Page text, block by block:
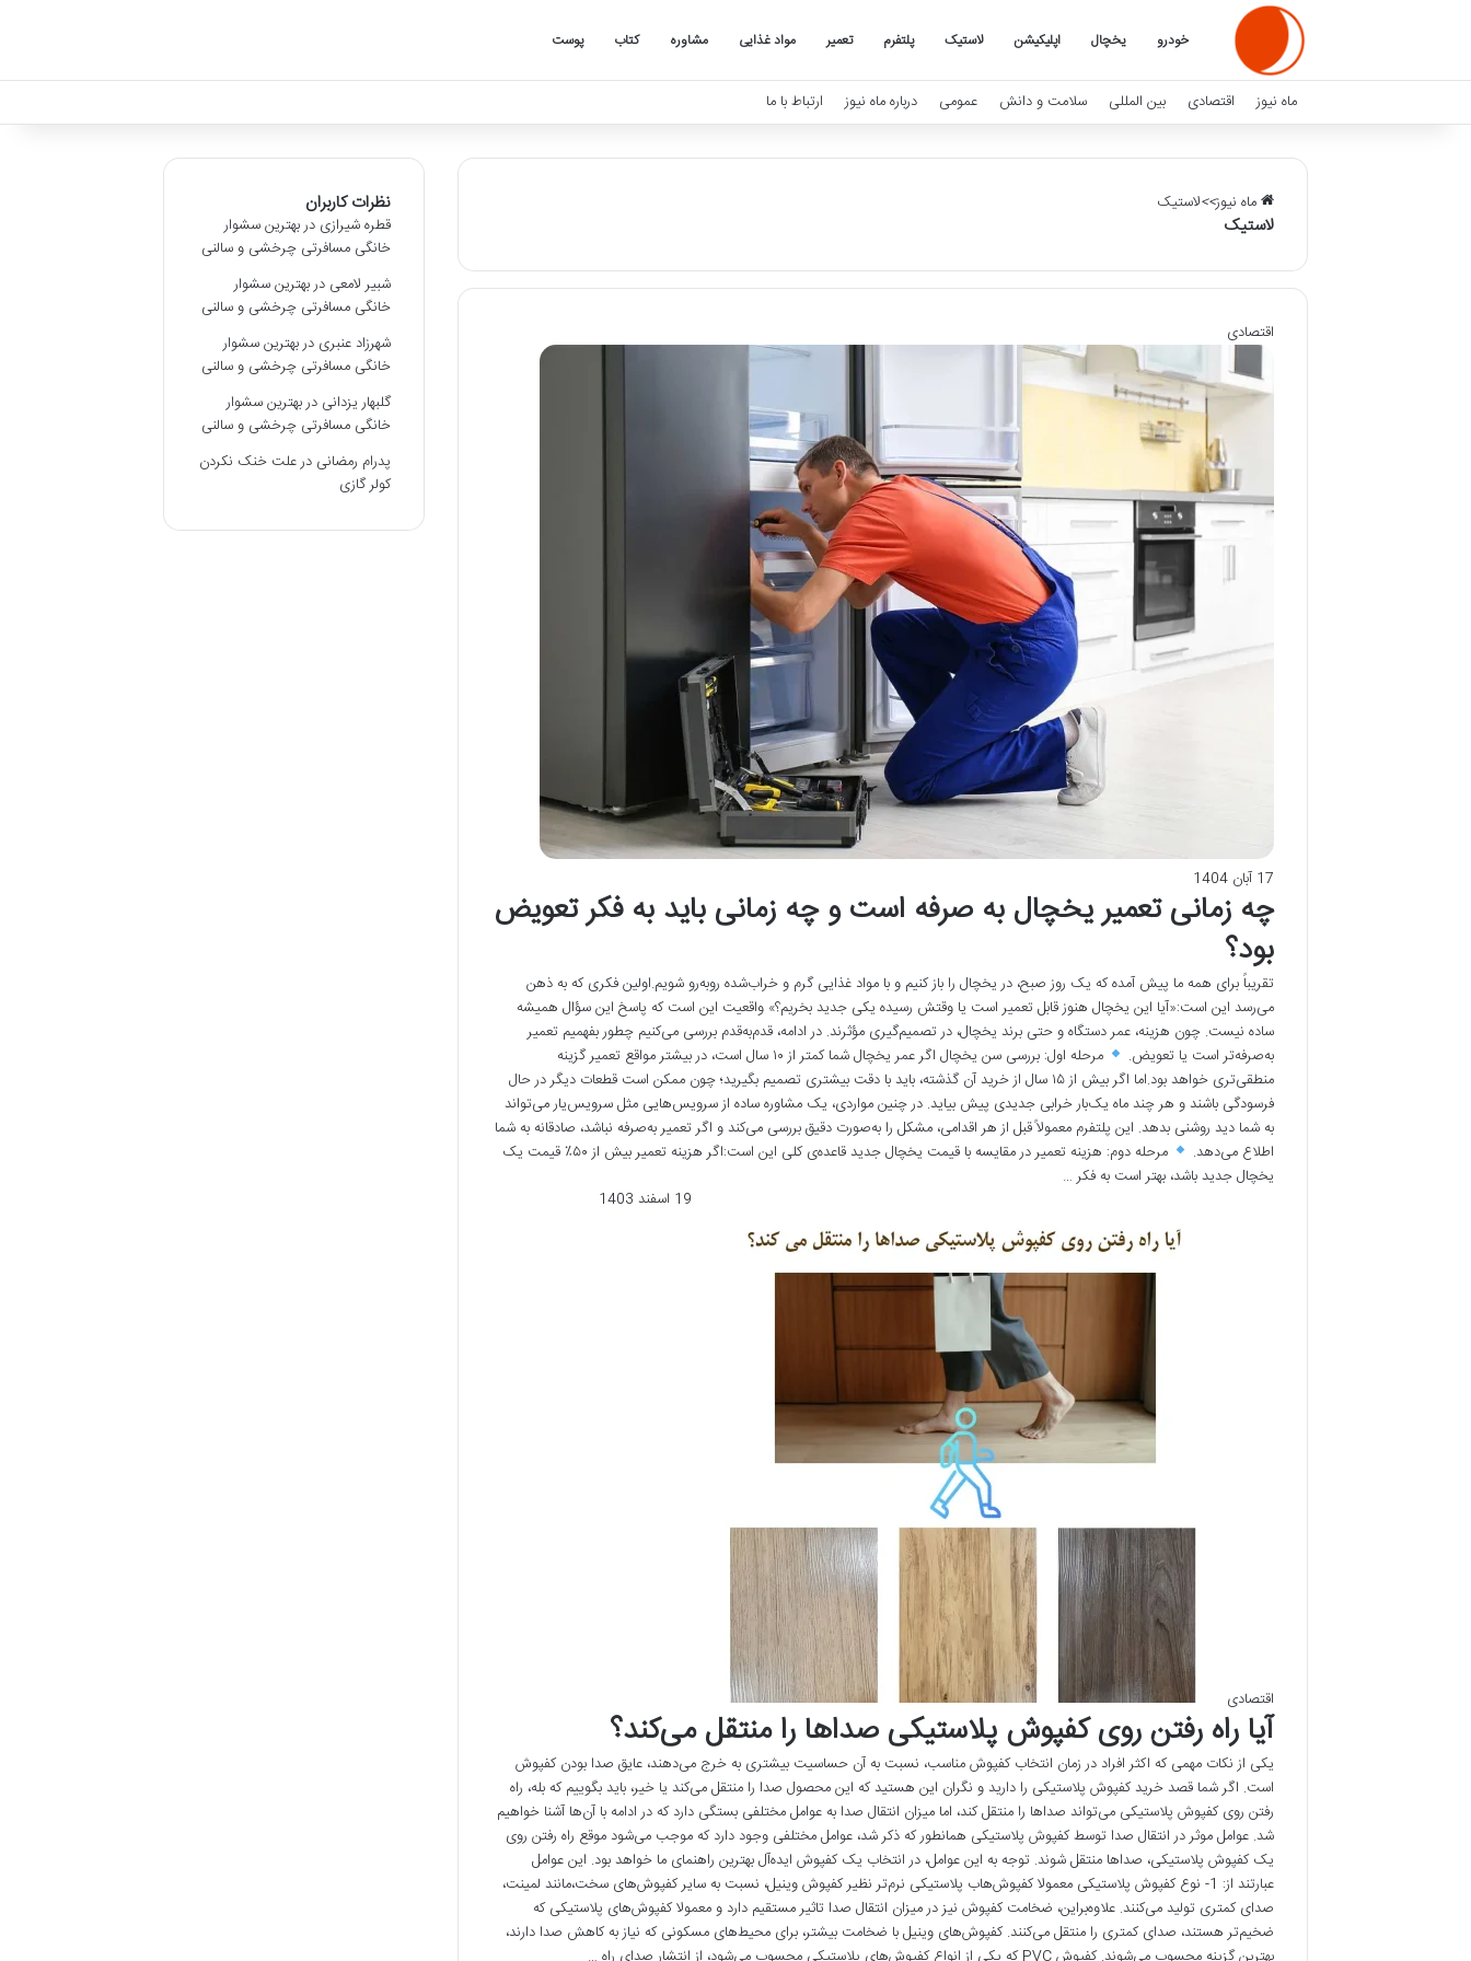
خودرو یخچال اپلیکیشن لاستیک پلتفرم تعمیر مواد غذایی مشاوره کتاب پوست
ماه نیوز اقتصادی بین المللی سلامت و دانش عمومی درباره ماه نیوز ارتباط با ما
ماه نیوز>>لاستیک
لاستیک
اقتصادی
17 آبان 1404
چه زمانی تعمیر یخچال به صرفه است و چه زمانی باید به فکر تعویض
بود؟
تقریباً برای همه‌ ما پیش آمده که یک روز صبح، در یخچال را باز کنیم و با مواد غذایی گرم و خراب‌شده روبه‌رو شویم.اولین فکری که به ذهن
می‌رسد این است:«آیا این یخچال هنوز قابل تعمیر است یا وقتش رسیده یکی جدید بخریم؟» واقعیت این است که پاسخ این سؤال همیشه
ساده نیست. چون هزینه، عمر دستگاه و حتی برند یخچال، در تصمیم‌گیری مؤثرند. در ادامه، قدم‌به‌قدم بررسی می‌کنیم چطور بفهمیم تعمیر
به‌صرفه‌تر است یا تعویض.
مرحله اول: بررسی سن یخچال اگر عمر یخچال شما کمتر از ۱۰ سال است، در بیشتر مواقع تعمیر گزینه
منطقی‌تری خواهد بود.اما اگر بیش از ۱۵ سال از خرید آن گذشته، باید با دقت بیشتری تصمیم بگیرید؛ چون ممکن است قطعات دیگر در حال
فرسودگی باشند و هر چند ماه یک‌بار خرابی جدیدی پیش بیاید. در چنین مواردی، یک مشاوره ساده از سرویس‌هایی مثل سرویس‌یار می‌تواند
به شما دید روشنی بدهد. این پلتفرم معمولاً قبل از هر اقدامی، مشکل را به‌صورت دقیق بررسی می‌کند و اگر تعمیر به‌صرفه نباشد، صادقانه به شما
اطلاع می‌دهد.
مرحله دوم: هزینه تعمیر در مقایسه با قیمت یخچال جدید قاعده‌ی کلی این است:اگر هزینه تعمیر بیش از ۵۰٪ قیمت یک
یخچال جدید باشد، بهتر است به فکر …
اقتصادی
19 اسفند 1403
آیا راه رفتن روی کفپوش پلاستیکی صداها را منتقل می‌کند؟
یکی از نکات مهمی که اکثر افراد در زمان انتخاب کفپوش مناسب، نسبت به آن حساسیت بیشتری به خرج می‌دهند، عایق صدا بودن کفپوش
است. اگر شما قصد خرید کفپوش پلاستیکی را دارید و نگران این هستید که این محصول صدا را منتقل می‌کند یا خیر، باید بگوییم که بله، راه
رفتن روی کفپوش پلاستیکی می‌تواند صداها را منتقل کند، اما میزان انتقال صدا به عوامل مختلفی بستگی دارد که در ادامه با آن‌ها آشنا خواهیم
شد. عوامل موثر در انتقال صدا توسط کفپوش پلاستیکی همانطور که ذکر شد، عوامل مختلفی وجود دارد که موجب می‌شود موقع راه رفتن روی
یک کفپوش پلاستیکی، صداها منتقل شوند. توجه به این عوامل، در انتخاب یک کفپوش ایده‌آل بهترین راهنمای ما خواهد بود. این عوامل
عبارتند از: 1- نوع کفپوش پلاستیکی معمولا کفپوش‌هاب پلاستیکی نرم‌تر نظیر کفپوش وینیل، نسبت به سایر کفپوش‌های سخت،مانند لمینت،
صدای کمتری تولید می‌کنند. علاوه‌براین، ضخامت کفپوش نیز در میزان انتقال صدا تاثیر مستقیم دارد و معمولا کفپوش‌های پلاستیکی که
ضخیم‌تر هستند، صدای کمتری را منتقل می‌کنند. کفپوش‌های وینیل با ضخامت بیشتر، برای محیط‌های مسکونی که نیاز به کاهش صدا دارند،
نظرات کاربران
قطره شیرازی دربهترین سشوار
خانگی مسافرتی چرخشی و سالنی
شبیر لامعی دربهترین سشوار
خانگی مسافرتی چرخشی و سالنی
شهرزاد عنبری دربهترین سشوار
خانگی مسافرتی چرخشی و سالنی
گلبهار یزدانی دربهترین سشوار
خانگی مسافرتی چرخشی و سالنی
پدرام رمضانی درعلت خنک نکردن
کولر گازی